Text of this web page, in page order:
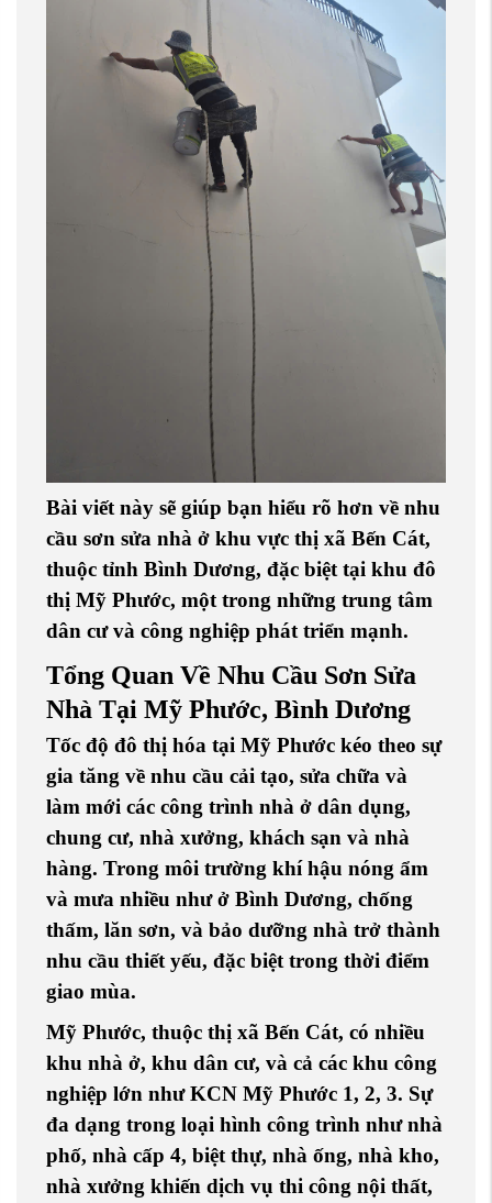
Bài viết này sẽ giúp bạn hiểu rõ hơn về nhu
cầu sơn sửa nhà ở khu vực thị xã Bến Cát,
thuộc tỉnh Bình Dương, đặc biệt tại khu đô
thị Mỹ Phước, một trong những trung tâm
dân cư và công nghiệp phát triển mạnh.
Tổng Quan Về Nhu Cầu Sơn Sửa
Nhà Tại Mỹ Phước, Bình Dương
Tốc độ đô thị hóa tại Mỹ Phước kéo theo sự
gia tăng về nhu cầu cải tạo, sửa chữa và
làm mới các công trình nhà ở dân dụng,
chung cư, nhà xưởng, khách sạn và nhà
hàng. Trong môi trường khí hậu nóng ẩm
và mưa nhiều như ở Bình Dương, chống
thấm, lăn sơn, và bảo dưỡng nhà trở thành
nhu cầu thiết yếu, đặc biệt trong thời điểm
giao mùa.
Mỹ Phước, thuộc thị xã Bến Cát, có nhiều
khu nhà ở, khu dân cư, và cả các khu công
nghiệp lớn nhưKCN Mỹ Phước 1, 2, 3. Sự
đa dạng trong loại hình công trình nhưnhà
phố, nhà cấp 4, biệt thự, nhà ống, nhà kho,
nhà xưởng khiến dịch vụ thi công nội thất,